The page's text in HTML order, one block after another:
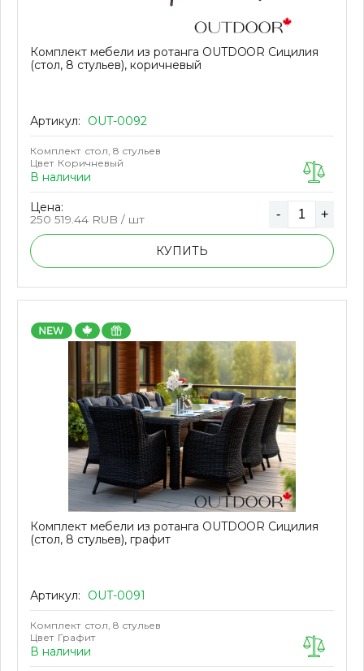
Комплект мебели из ротанга OUTDOOR Сицилия
(стол, 8 стульев), коричневый
Артикул: OUT-0092
Комплект стол, 8 стульев
Цвет Коричневый
В наличии
Цена:
250 519.44 RUB / шт - +
КУПИТЬ
Комплект мебели из ротанга OUTDOOR Сицилия
(стол, 8 стульев), графит
Артикул: OUT-0091
Комплект стол, 8 стульев
Цвет Графит
В наличии